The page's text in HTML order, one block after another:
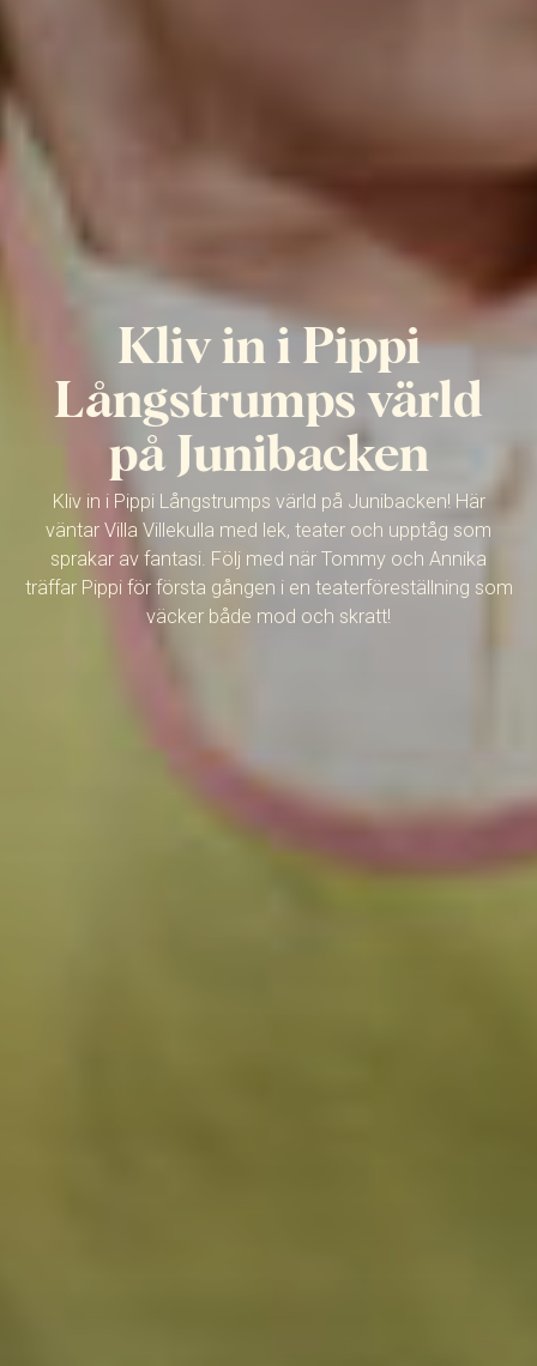
Kliv in i Pippi
Långstrumps värld
på Junibacken
Kliv in i Pippi Långstrumps värld på Junibacken! Här
väntar Villa Villekulla med lek, teater och upptåg som
sprakar av fantasi. Följ med när Tommy och Annika
träffar Pippi för första gången i en teaterföreställning som
väcker både mod och skratt!